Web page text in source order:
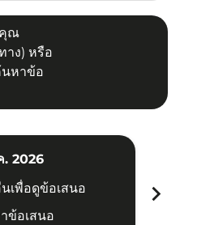
คุณ
าง) หรือ
นหาข้อ
. 2026
เพื่อดูข้อเสนอ
ข้อเสนอ
chevron_right